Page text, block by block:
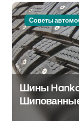
Советы
Шины
Партнёр на